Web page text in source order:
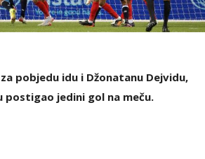
pobjedu idu i Džonatanu Dejvidu,
postigao jedini gol na meču.